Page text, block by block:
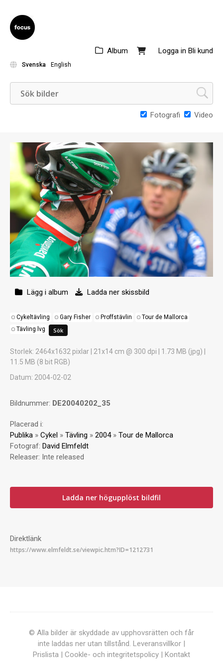
Logga in Bli kund
Album
Svenska English
Fotografi Video
Lägg i album Ladda ner skissbild
Cykeltävling Gary Fisher Proffstävlin
Tour de Mallorca
Tävling lvg
Storlek: 2464x1632 pixlar | 21x14 cm @ 300 dpi | 1.73 MB (jpg) |
11.5 MB (8 bit RGB)
Datum: 2004-02-02
Bildnummer: DE20040202_35
Placerad i:
Publika » Cykel » Tävling » 2004» Tour de Mallorca
Fotograf: David Elmfeldt
Releaser: Inte released
Ladda ner högupplöst bildfil
Direktlänk
© Alla bilder är skyddade av upphovsrätten och får
inte laddas ner utan tillstånd. Leveransvillkor |
Prislista | Cookle- och integritetspolicy | Kontakt